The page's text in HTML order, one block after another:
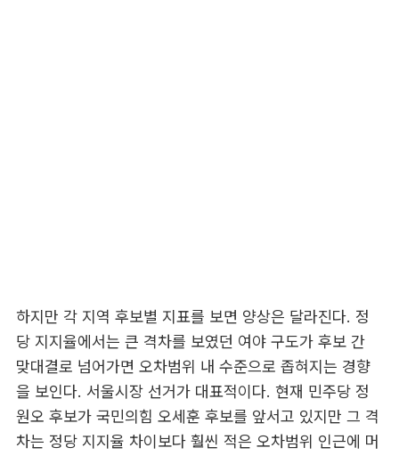
하지만 각 지역 후보별 지표를 보면 양상은 달라진다. 정
당 지지율에서는 큰 격차를 보였던 여야 구도가 후보 간
맞대결로 넘어가면 오차범위 내 수준으로 좁혀지는 경향
을 보인다. 서울시장 선거가 대표적이다. 현재 민주당 정
원오 후보가 국민의힘 오세훈 후보를 앞서고 있지만 그 격
차는 정당 지지율 차이보다 훨씬 적은 오차범위 인근에 머